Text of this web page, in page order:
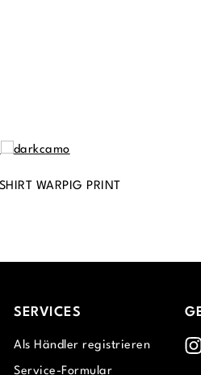
WARPIG PRINT
SERVICES
Als Händler registrieren
Service-Formular